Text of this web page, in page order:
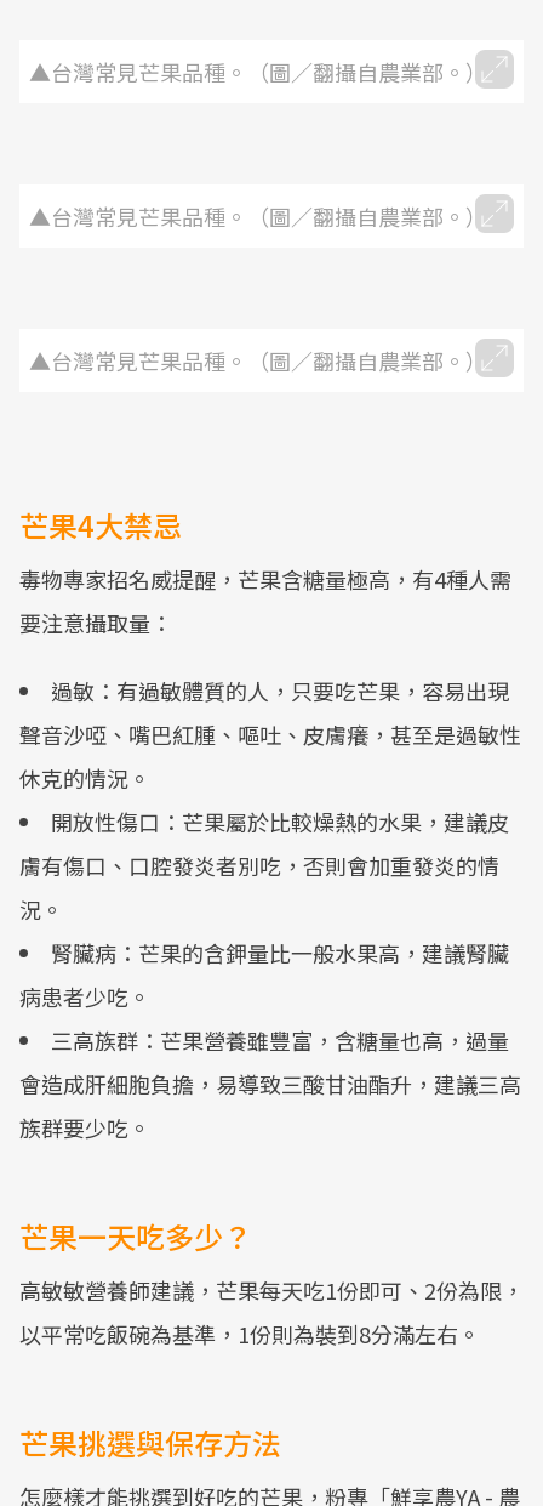
▲台灣常見芒果品種。（圖／翻攝自農業部。）
▲台灣常見芒果品種。（圖／翻攝自農業部。）
▲台灣常見芒果品種。（圖／翻攝自農業部。）
芒果4大禁忌
毒物專家招名威提醒，芒果含糖量極高，有4種人需
要注意攝取量：
過敏：有過敏體質的人，只要吃芒果，容易出現
聲音沙啞、嘴巴紅腫、嘔吐、皮膚癢，甚至是過敏性
休克的情況。
開放性傷口：芒果屬於比較燥熱的水果，建議皮
膚有傷口、口腔發炎者別吃，否則會加重發炎的情
況。
腎臟病：芒果的含鉀量比一般水果高，建議腎臟
病患者少吃。
三高族群：芒果營養雖豐富，含糖量也高，過量
會造成肝細胞負擔，易導致三酸甘油酯升，建議三高
族群要少吃。
芒果一天吃多少？
高敏敏營養師建議，芒果每天吃1份即可、2份為限，
以平常吃飯碗為基準，1份則為裝到8分滿左右。
芒果挑選與保存方法
怎麼樣才能挑選到好吃的芒果，粉專「鮮享農YA - 農